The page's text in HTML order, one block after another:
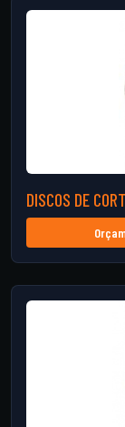
DISCOS DE